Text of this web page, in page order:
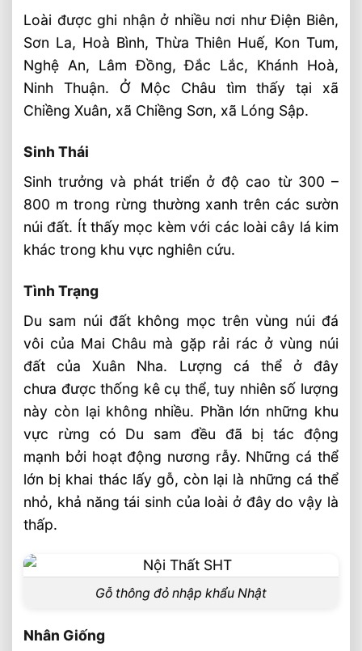
Tình trạng
Nhân giống
Dẻ tùng sọc rộng – amentotaxus
yunnanensis h.l. li
Gỗ thông đỏ bắc – taxus chinensis pilger
Đặc điểm nhận dạng
Phân bố
Nhân giống
Video gỗ thông
Bài Viết Liên Quan
Lắp Đặt Sàn Gỗ Lim Nam Phi 18x90x600
Tân Lập, Đan Phượng
Giá Gỗ Thông Xẻ Sấy ⭐️ Nhiều Lựa Chọn
Cho Quý Khách 2026
Gỗ Thông Mỹ Tròn Vừa Về Nhà Máy Gỗ
Giá Gỗ Thông Tròn Mỹ, Tốt Nhất Tại
Gỗ Thông Tròn Nhập Khẩu Mỹ, Bán
Bàn Ghế Gỗ Thông Phong Cách Trẻ
Loài được ghi nhận ở nhiều nơi như Điện Biên,
Sơn La, Hoà Bình, Thừa Thiên Huế, Kon Tum,
Nghệ An, Lâm Đồng, Đắc Lắc, Khánh Hoà,
Ninh Thuận. Ở Mộc Châu tìm thấy tại xã
Chiềng Xuân, xã Chiềng Sơn, xã Lóng Sập.
Sinh Thái
Sinh trưởng và phát triển ở độ cao từ 300 –
800 m trong rừng thường xanh trên các sườn
núi đất. Ít thấy mọc kèm với các loài cây lá kim
khác trong khu vực nghiên cứu.
Tình Trạng
Du sam núi đất không mọc trên vùng núi đá
vôi của Mai Châu mà gặp rải rác ở vùng núi
đất của Xuân Nha. Lượng cá thể ở đây
chưa được thống kê cụ thể, tuy nhiên số lượng
này còn lại không nhiều. Phần lớn những khu
vực rừng có Du sam đều đã bị tác động
mạnh bởi hoạt động nương rẫy. Những cá thể
lớn bị khai thác lấy gỗ, còn lại là những cá thể
nhỏ, khả năng tái sinh của loài ở đây do vậy là
thấp.
Gỗ thông đỏ nhập khẩu Nhật
Nhân Giống